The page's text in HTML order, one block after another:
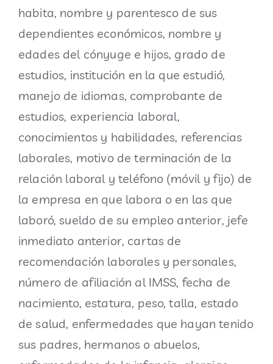
habita, nombre y parentesco de sus
dependientes económicos, nombre y
edades del cónyuge e hijos, grado de
estudios, institución en la que estudió,
manejo de idiomas, comprobante de
estudios, experiencia laboral,
conocimientos y habilidades, referencias
laborales, motivo de terminación de la
relación laboral y teléfono (móvil y fijo) de
la empresa en que labora o en las que
laboró, sueldo de su empleo anterior, jefe
inmediato anterior, cartas de
recomendación laborales y personales,
número de afiliación al IMSS, fecha de
nacimiento, estatura, peso, talla, estado
de salud, enfermedades que hayan tenido
sus padres, hermanos o abuelos,